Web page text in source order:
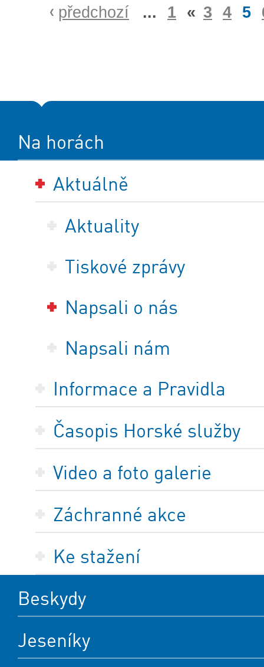
předchozí ... 1 « 3 4 5
Na horách
Aktuálně
Aktuality
Tiskové zprávy
Napsali o nás
Napsali nám
Informace a Pravidla
Časopis Horské služby
Video a foto galerie
Záchranné akce
Ke stažení
Beskydy
Jeseníky